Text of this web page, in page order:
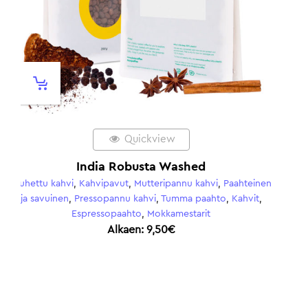
Paahteinen
Kahvit,
Colombia Medium
Hedelmäinen ja makea,Jauhettu kahvi,Kahvikiitos:
Kahvipavut ,Keskipaahto, Mutteripannu kahvi
kahvi,Kahvit,Roger's Coffee
Alkaen: